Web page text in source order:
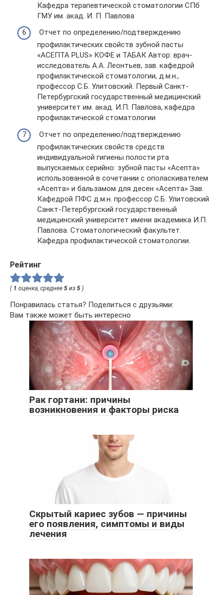
Кафедра терапевтической стоматологии СПб
ГМУ им. акад. И. П. Павлова
Отчет по определению/подтверждению
профилактических свойств зубной пасты
«АСЕПТА PLUS» КОФЕ и ТАБАК Автор: врач-
исследователь А.А. Леонтьев, зав. кафедрой
профилактической стоматологии, д.м.н.,
профессор С.Б. Улитовский. Первый Санкт-
Петербургский государственный медицинский
университет им. акад. И.П. Павлова, кафедра
профилактической стоматологии
Отчет по определению/подтверждению
профилактических свойств средств
индивидуальной гигиены полости рта
выпускаемых серийно: зубной пасты «Асепта»
использованной в сочетании с ополаскивателем
«Асепта» и бальзамом для десен «Асепта» Зав.
Кафедрой ПФС д.м.н. профессор С.Б. Улитовский
Санкт-Петербургский государственный
медицинский университет имени академика И.П.
Павлова. Стоматологический факультет.
Кафедра профилактической стоматологии.
Рейтинг
( 1 оценка, среднее 5 из 5 )
Понравилась статья? Поделиться с друзьями:
Вам также может быть интересно
Рак гортани: причины
возникновения и факторы риска
Скрытый кариес зубов — причины
его появления, симптомы и виды
лечения